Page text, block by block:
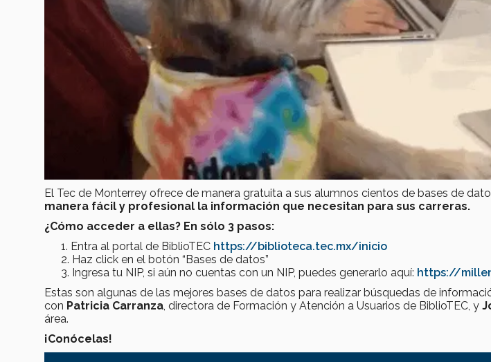
El Tec de Monterrey ofrece de manera gratuita a sus alumnos cientos de bases de
manera fácil y profesional la información que necesitan para sus carreras.
¿Cómo acceder a ellas? En sólo 3 pasos:
Entra al portal de BiblioTEC https://biblioteca.tec.mx/inicio
Haz click en el botón “Bases de datos”
Ingresa tu NIP, si aún no cuentas con un NIP, puedes generarlo aquí: https://
Estas son algunas de las mejores bases de datos para realizar búsquedas de
con Patricia Carranza , directora de Formación y Atención a Usuarios de BiblioTEC, y
área.
¡Conócelas!